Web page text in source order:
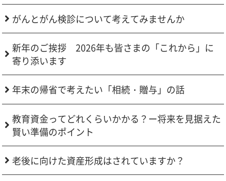
がんとがん検診について考えてみませんか
新年のご挨拶 2026年も皆さまの「これから」に
寄り添います
年末の帰省で考えたい「相続・贈与」の話
教育資金ってどれくらいかかる？ー将来を見据えた
賢い準備のポイント
老後に向けた資産形成はされていますか？